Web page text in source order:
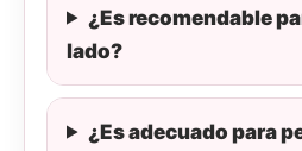
¿Es recomendable
lado?
¿Es adecuado para